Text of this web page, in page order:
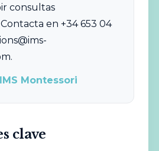
consultas
en +34 653 04
.
Montessori
clave